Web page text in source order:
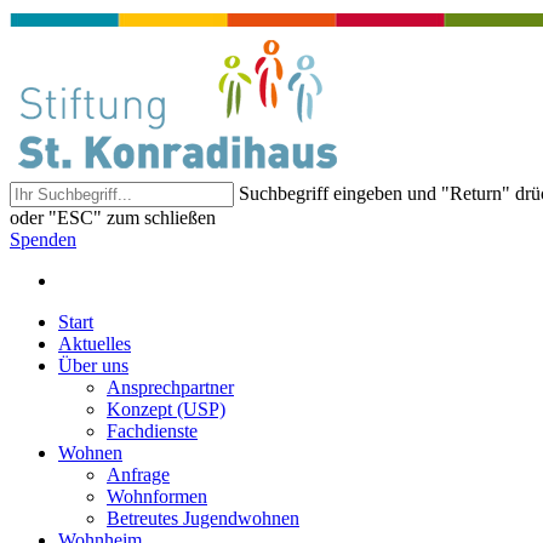
Suchbegriff eingeben und "Return"
oder "ESC" zum schließen
Spenden
Start
Aktuelles
Über uns
Ansprechpartner
Konzept (USP)
Fachdienste
Wohnen
Anfrage
Wohnformen
Betreutes Jugendwohnen